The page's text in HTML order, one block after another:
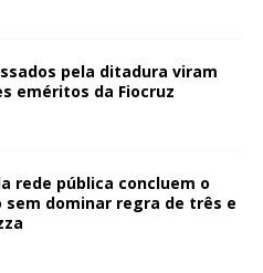
pela ditadura viram
eméritos da Fiocruz
rede pública concluem o
sem dominar regra de três e